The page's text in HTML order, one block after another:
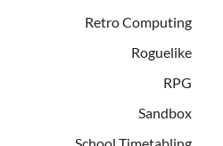
Retro Computing
Roguelike
RPG
Sandbox